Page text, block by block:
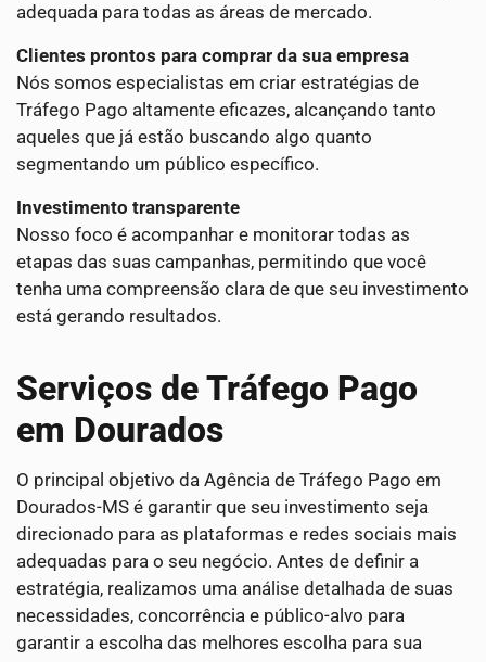
adequada para todas as áreas de mercado.
Clientes prontos para comprar da sua empresa
Nós somos especialistas em criar estratégias de
Tráfego Pago altamente eficazes, alcançando tanto
aqueles que já estão buscando algo quanto
segmentando um público específico.
Investimento transparente
Nosso foco é acompanhar e monitorar todas as
etapas das suas campanhas, permitindo que você
tenha uma compreensão clara de que seu investimento
está gerando resultados.
Serviços de Tráfego Pago
em Dourados
O principal objetivo da Agência de Tráfego Pago em
Dourados-MS é garantir que seu investimento seja
direcionado para as plataformas e redes sociais mais
adequadas para o seu negócio. Antes de definir a
estratégia, realizamos uma análise detalhada de suas
necessidades, concorrência e público-alvo para
garantir a escolha das melhores escolha para sua